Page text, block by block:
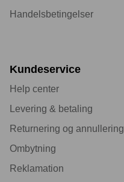
Handelsbetingelser
Kundeservice
Help center
Levering & betaling
Returnering og annullering
Ombytning
Reklamation